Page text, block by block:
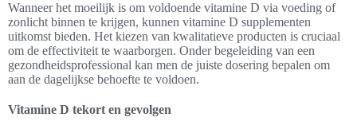
Wanneer het moeilijk is om voldoende vitamine D via voeding of
zonlicht binnen te krijgen, kunnen vitamine D supplementen
uitkomst bieden. Het kiezen van kwalitatieve producten is cruciaal
om de effectiviteit te waarborgen. Onder begeleiding van een
gezondheidsprofessional kan men de juiste dosering bepalen om
aan de dagelijkse behoefte te voldoen.
Vitamine D tekort en gevolgen